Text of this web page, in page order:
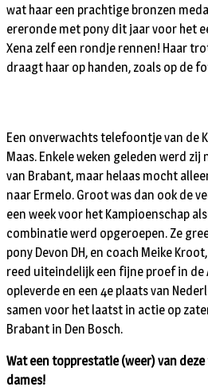
wat haar een prachtige bronzen
ereronde met pony dit jaar voor het
Xena zelf een rondje rennen! Haar
draagt haar op handen, zoals op de
Een onverwachts telefoontje van de
Maas. Enkele weken geleden werd zij
van Brabant, maar helaas mocht
naar Ermelo. Groot was dan ook de
een week voor het Kampioenschap
combinatie werd opgeroepen. Ze
pony Devon DH, en coach Meike
reed uiteindelijk een fijne proef in de
opleverde en een 4e plaats van
samen voor het laatst in actie op
Brabant in Den Bosch.
Wat een topprestatie (weer) van
dames!